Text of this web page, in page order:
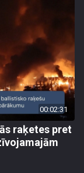
00:02:31
raķetes pret